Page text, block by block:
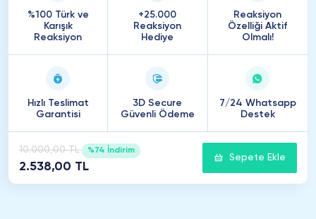
%100 Türk ve
Karışık
Reaksiyon
+25.000
Reaksiyon
Hediye
Reaksiyon
Özelliği Aktif
Olmalı!
Hızlı Teslimat
Garantisi
3D Secure
Güvenli Ödeme
7/24 Whatsapp
Destek
10.000,00 TL %74 İndirim
2.538,00 TL
Sepete Ekle